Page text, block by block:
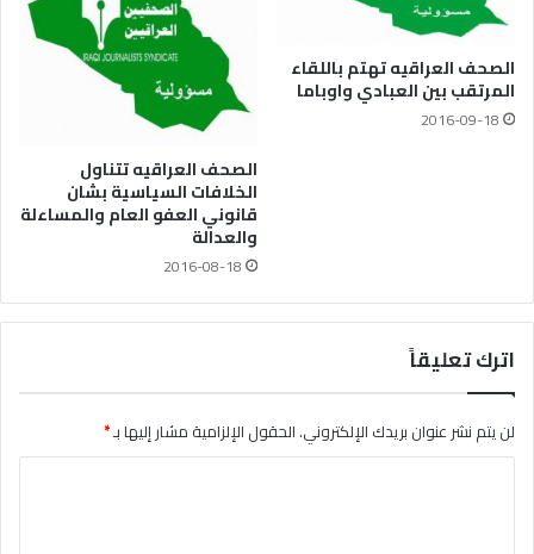
الصحف العراقيه تهتم باللقاء
المرتقب بين العبادي واوباما
2016-09-18
الصحف العراقيه تتناول
الخلافات السياسية بشان
قانوني العفو العام والمساءلة
والعدالة
2016-08-18
اترك تعليقاً
لن يتم نشر عنوان بريدك الإلكتروني.الحقول الإلزامية مشار إليها بـ*